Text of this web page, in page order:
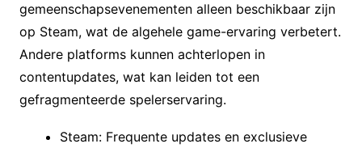
gemeenschapsevenementen alleen beschikbaar zijn
op Steam, wat de algehele game-ervaring verbetert.
Andere platforms kunnen achterlopen in
contentupdates, wat kan leiden tot een
gefragmenteerde spelerservaring.
Steam: Frequente updates en exclusieve